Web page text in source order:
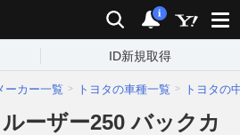
検索 通知
i
ID新規取得
ーカー一覧 トヨタの車種一覧 トヨタの
ーザー250 バックカ